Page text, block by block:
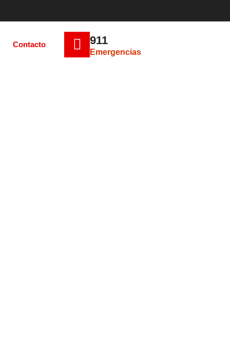
Contacto 911
Emergencias